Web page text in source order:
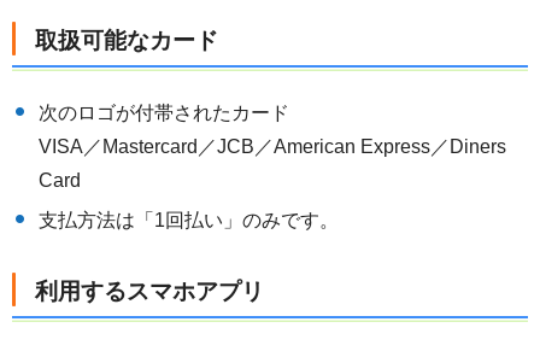
取扱可能なカード
次のロゴが付帯されたカード
VISA／Mastercard／JCB／American Express／Diners
Card
支払方法は「1回払い」のみです。
利用するスマホアプリ